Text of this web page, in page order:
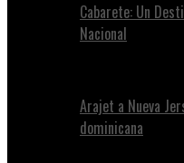
Cabarete: Un
Nacional
Arajet a Nueva
dominicana